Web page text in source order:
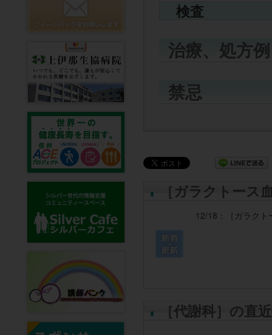
検査
治療、処方例
禁忌
［ガラクトース
12/18： ［ガラク
［代謝科］の直